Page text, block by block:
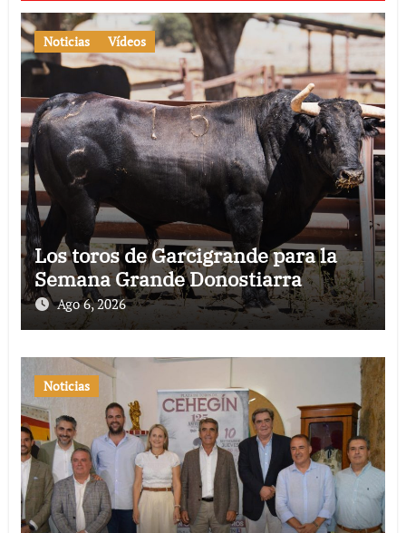
Noticias Vídeos
Los toros de Garcigrande para la
Semana Grande Donostiarra
Ago 6, 2026
Noticias